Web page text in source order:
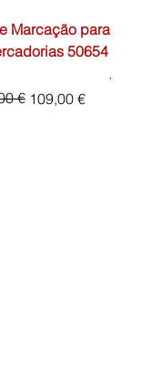
Marcação para
50654
€ 109,00 €
Preço
45,00 €